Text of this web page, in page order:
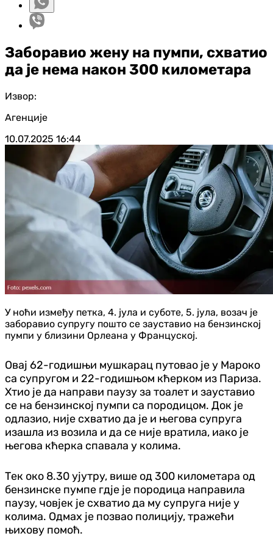
Заборавио жену на пумпи, схватио
да је нема након 300 километара
Извор:
Агенције
10.07.2025 16:44
У ноћи између петка, 4. јула и суботе, 5. јула, возач је
заборавио супругу пошто се зауставио на бензинској
пумпи у близини Орлеана у Француској.
Овај 62-годишњи мушкарац путовао је у Мароко
са супругом и 22-годишњом кћерком из Париза.
Хтио је да направи паузу за тоалет и зауставио
се на бензинској пумпи са породицом. Док је
одлазио, није схватио да је и његова супруга
изашла из возила и да се није вратила, иако је
његова кћерка спавала у колима.
Тек око 8.30 ујутру, више од 300 километара од
бензинске пумпе гдје је породица направила
паузу, човјек је схватио да му супруга није у
колима. Одмах је позвао полицију, тражећи
њихову помоћ.